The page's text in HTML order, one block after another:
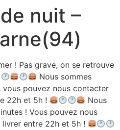
nuit –
! Pas grave, on se retrouve
Nous sommes
pouvez nous contacter
22h et 5h !
Nous
! Vous pouvez nous
entre 22h et 5h !